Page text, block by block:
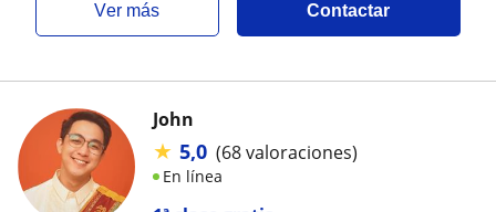
ver más Contactar
John
★ 5,0 (68 valoraciones)
En línea